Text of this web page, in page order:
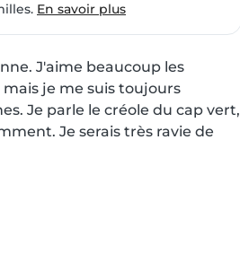
En savoir plus
J'aime beaucoup les
je me suis toujours
Je parle le créole du cap vert,
Je serais très ravie de